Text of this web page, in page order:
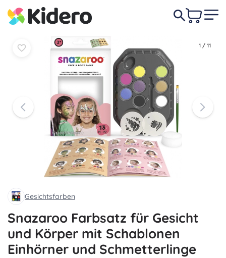
1 / 11
Gesichtsfarben
Snazaroo Farbsatz für Gesicht
und Körper mit Schablonen
Einhörner und Schmetterlinge
16,90 €
In den